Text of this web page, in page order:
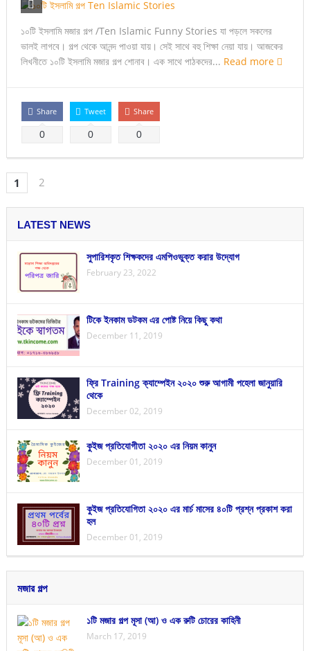
১০টি ইসলামি মজার গল্প /Ten Islamic Funny Stories যা পড়লে সকলের
ভালই লাগবে। গল্প থেকে আনন্দ পাওয়া যায়। সেই সাথে বহু শিক্ষা নেয়া যায়। আজকের
লিখনীতে ১০টি ইসলামি মজার গল্প শোনাব। এক সাথে পাঠকদের... Read more
Share
0
Tweet
0
Share
0
1 2
LATEST NEWS
সুপারিশকৃত শিক্ষকদের এমপিওভুক্ত করার উদ্যোগ
February 23, 2022
টিকে ইনকাম ডটকম এর পোষ্ট নিয়ে কিছু কথা
December 11, 2019
ফ্রি Training ক্যাম্পেইন ২০২০ শুরু আগামী পহেলা জানুয়ারি
থেকে
December 02, 2019
কুইজ প্রতিযোগীতা ২০২০ এর নিয়ম কানুন
December 01, 2019
কুইজ প্রতিযোগিতা ২০২০ এর মার্চ মাসের ৪০টি প্রশ্ন প্রকাশ করা
হল
December 01, 2019
মজার গল্প
১টি মজার গল্প মূসা (আ) ও এক রুটি চোরের কাহিনী
March 17, 2019